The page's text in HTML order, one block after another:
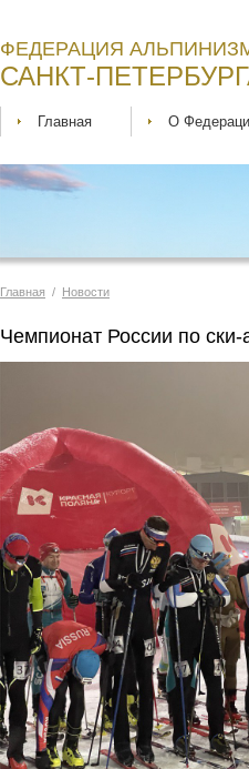
ФЕДЕРАЦИЯ
САНКТ-
Главная О
Главная / Новости
Чемпионат России по